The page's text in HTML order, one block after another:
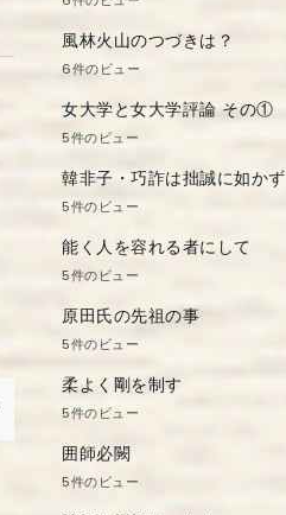
風林火山のつづきは？
6件のビュー
女大学と女大学評論 その①
5件のビュー
韓非子・巧詐は拙誠に如かず
5件のビュー
能く人を容れる者にして
5件のビュー
原田氏の先祖の事
5件のビュー
柔よく剛を制す
5件のビュー
囲師必闕
5件のビュー